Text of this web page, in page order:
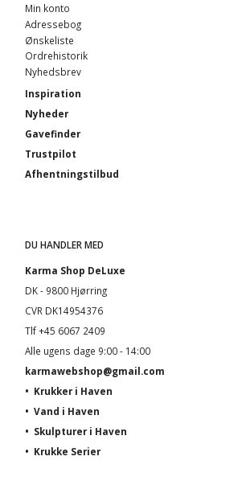
Min konto
Adressebog
Ønskeliste
Ordrehistorik
Nyhedsbrev
Inspiration
Nyheder
Gavefinder
Trustpilot
Afhentningstilbud
DU HANDLER MED
Karma Shop DeLuxe
DK - 9800 Hjørring
CVR DK14954376
Tlf +45 6067 2409
Alle ugens dage 9:00 - 14:00
karmawebshop@gmail.com
• Krukker i Haven
• Vand i Haven
• Skulpturer i Haven
• Krukke Serier